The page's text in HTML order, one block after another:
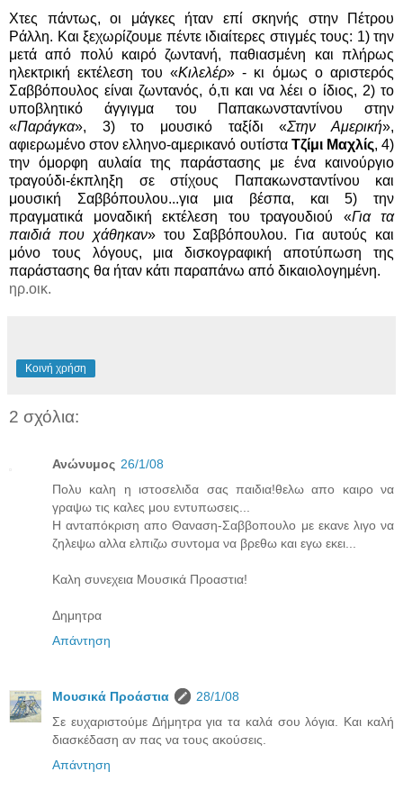
Χτες πάντως, οι μάγκες ήταν επί σκηνής στην Πέτρου
Ράλλη. Και ξεχωρίζουμε πέντε ιδιαίτερες στιγμές τους: 1) την
μετά από πολύ καιρό ζωντανή, παθιασμένη και πλήρως
ηλεκτρική εκτέλεση του «Κιλελέρ» - κι όμως ο αριστερός
Σαββόπουλος είναι ζωντανός, ό,τι και να λέει ο ίδιος, 2) το
υποβλητικό άγγιγμα του Παπακωνσταντίνου στην
«Παράγκα», 3) το μουσικό ταξίδι «Στην Αμερική»,
αφιερωμένο στον ελληνο-αμερικανό ουτίστα Τζίμι Μαχλίς, 4)
την όμορφη αυλαία της παράστασης με ένα καινούργιο
τραγούδι-έκπληξη σε στίχους Παπακωνσταντίνου και
μουσική Σαββόπουλου...για μια βέσπα, και 5) την
πραγματικά μοναδική εκτέλεση του τραγουδιού «Για τα
παιδιά που χάθηκαν» του Σαββόπουλου. Για αυτούς και
μόνο τους λόγους, μια δισκογραφική αποτύπωση της
παράστασης θα ήταν κάτι παραπάνω από δικαιολογημένη.
ηρ.οικ.
Κοινή χρήση
2 σχόλια:
Ανώνυμος 26/1/08
Πολυ καλη η ιστοσελιδα σας παιδια!θελω απο καιρο να
γραψω τις καλες μου εντυπωσεις...
Η ανταπόκριση απο Θαναση-Σαββοπουλο με εκανε λιγο να
ζηλεψω αλλα ελπιζω συντομα να βρεθω και εγω εκει...
Καλη συνεχεια Μουσικά Προαστια!
Δημητρα
Απάντηση
Μουσικά Προάστια
28/1/08
Σε ευχαριστούμε Δήμητρα για τα καλά σου λόγια. Και καλή
διασκέδαση αν πας να τους ακούσεις.
Απάντηση